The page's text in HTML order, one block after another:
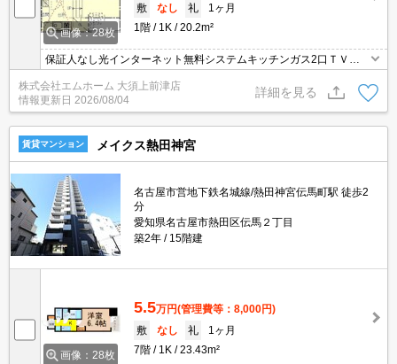
画像：28枚
敷
なし 礼
1ヶ月
1階
1K 20.2m²
保証人なし光インターネット無料システムキッチンガス2口ＴＶド
アホン浴室暖房乾燥機
株式会社エムホーム 大須上前津店
情報更新日 2026/08/04
詳細を見る
賃貸マンション メイクス熱田神宮
名古屋市営地下鉄名城線/熱田神宮伝馬町駅 徒歩2
分
愛知県名古屋市熱田区伝馬２丁目
築2年
15階建
画像：28枚
5.5万円(管理費等：8,000円)
敷
なし 礼
1ヶ月
7階
1K 23.43m²